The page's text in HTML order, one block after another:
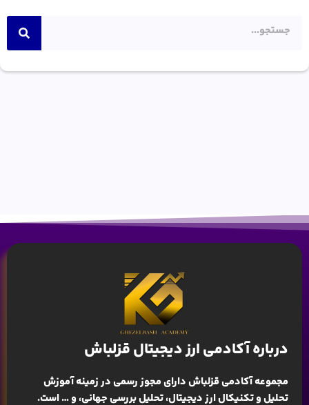
درباره آکادمی ارز دیجیتال قزلباش
مجموعه آکادمی قزلباش دارای مجوز رسمی در زمینهآموزش
تحلیل و تکنیکال ارز دیجیتال، تحلیل بررسی جهانی، و … است.